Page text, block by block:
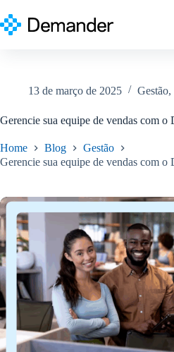
para
o
13 de março de 2025 Gestão,
Gerencie sua equipe de vendas com o
Home Blog
Gestão
Gerencie sua equipe de vendas com o